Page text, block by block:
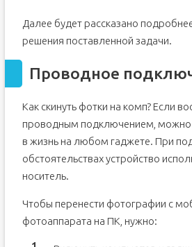
Далее будет рассказано
решения поставленной задачи.
Проводное
Как скинуть фотки на комп? Если
проводным подключением, можно
в жизнь на любом гаджете. При
обстоятельствах устройство
носитель.
Чтобы перенести фотографии с
фотоаппарата на ПК, нужно: